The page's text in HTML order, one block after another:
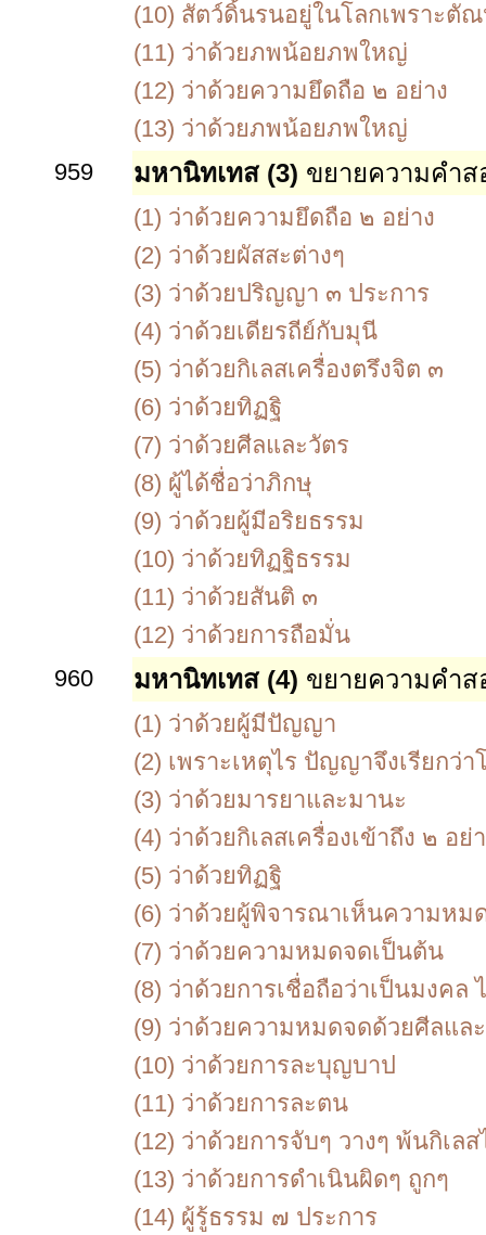
(10) สัตว์ดิ้นรนอยู่ในโลกเพราะตั
(11) ว่าด้วยภพน้อยภพใหญ่
(12) ว่าด้วยความยึดถือ ๒ อย่าง
(13) ว่าด้วยภพน้อยภพใหญ่
959
มหานิทเทส (3) ขยายความคำ
(1) ว่าด้วยความยึดถือ ๒ อย่าง
(2) ว่าด้วยผัสสะต่างๆ
(3) ว่าด้วยปริญญา ๓ ประการ
(4) ว่าด้วยเดียรถีย์กับมุนี
(5) ว่าด้วยกิเลสเครื่องตรึงจิต ๓
(6) ว่าด้วยทิฏฐิ
(7) ว่าด้วยศีลและวัตร
(8) ผู้ได้ชื่อว่าภิกษุ
(9) ว่าด้วยผู้มีอริยธรรม
(10) ว่าด้วยทิฏฐิธรรม
(11) ว่าด้วยสันติ ๓
(12) ว่าด้วยการถือมั่น
960
มหานิทเทส (4) ขยายความคำ
(1) ว่าด้วยผู้มีปัญญา
(2) เพราะเหตุไร ปัญญาจึงเรียกว่า
(3) ว่าด้วยมารยาและมานะ
(4) ว่าด้วยกิเลสเครื่องเข้าถึง ๒ อย่
(5) ว่าด้วยทิฏฐิ
(6) ว่าด้วยผู้พิจารณาเห็นความหม
(7) ว่าด้วยความหมดจดเป็นต้น
(8) ว่าด้วยการเชื่อถือว่าเป็นมงคล
(9) ว่าด้วยความหมดจดด้วยศีลแล
(10) ว่าด้วยการละบุญบาป
(11) ว่าด้วยการละตน
(12) ว่าด้วยการจับๆ วางๆ พ้นกิเล
(13) ว่าด้วยการดำเนินผิดๆ ถูกๆ
(14) ผู้รู้ธรรม ๗ ประการ